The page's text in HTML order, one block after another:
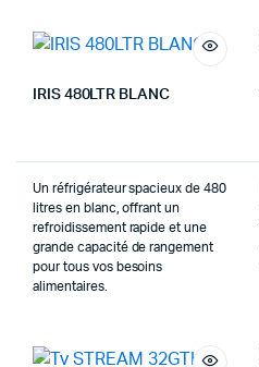
IRIS 480LTR BLANC
Un réfrigérateur spacieux de 480
litres en blanc, offrant un
refroidissement rapide et une
grande capacité de rangement
pour tous vos besoins
alimentaires.